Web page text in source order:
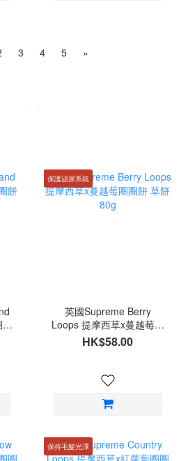
3 4 5 »
保護泌尿系統
英國Supreme Berry
Loops 提摩西草x蔓越莓圈
圈餅 草餅80g
HK$58.00
保持毛髮光澤